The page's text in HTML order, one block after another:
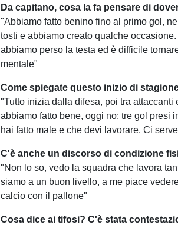
Da capitano, cosa la fa pensare di
"Abbiamo fatto benino fino al primo gol,
tosti e abbiamo creato qualche
abbiamo perso la testa ed è difficile
mentale"
Come spiegate questo inizio di
"Tutto inizia dalla difesa, poi tra attaccanti
abbiamo fatto bene, oggi no: tre gol presi
hai fatto male e che devi lavorare. Ci
C'è anche un discorso di condizione
"Non lo so, vedo la squadra che lavora
siamo a un buon livello, a me piace
calcio con il pallone"
Cosa dice ai tifosi? C'è stata